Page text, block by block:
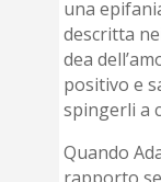
una
descritta
dea
positivo e
spingerli a
Quando